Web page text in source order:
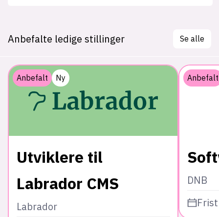
Anbefalte ledige stillinger Se alle
Anbefalt Ny
Utviklere til
Labrador CMS
Labrador
Anbefalt
DNB